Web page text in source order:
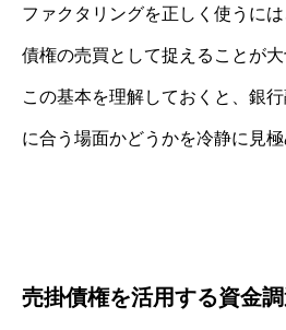
ファクタリングを正しく使うに
債権の売買として捉えることが大
この基本を理解しておくと、銀
に合う場面かどうかを冷静に見極
売掛債権を活用する資金